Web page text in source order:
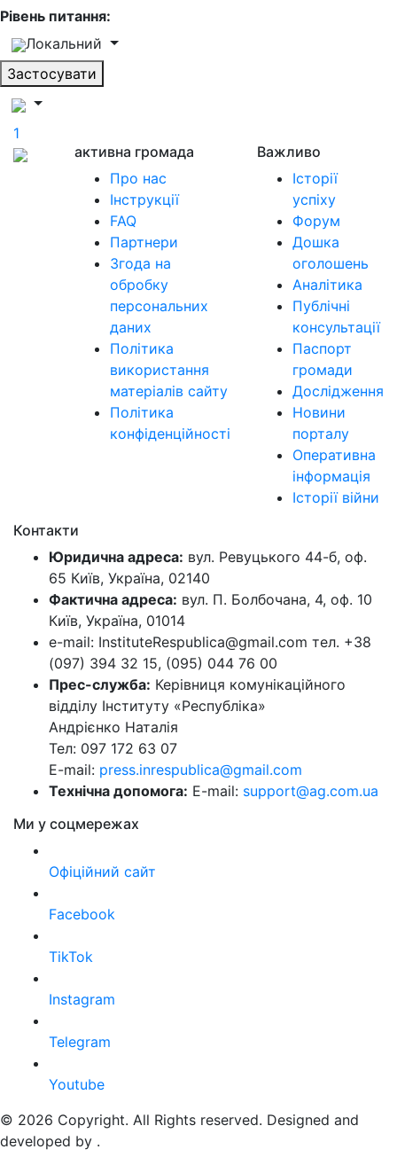
Рівень питання:
Локальний
Застосувати
1
активна громада
Про нас
Інструкції
FAQ
Партнери
Згода на
обробку
персональних
даних
Політика
використання
матеріалів сайту
Політика
конфіденційності
Важливо
Історії
успіху
Форум
Дошка
оголошень
Аналітика
Публічні
консультації
Паспорт
громади
Дослідження
Новини
порталу
Оперативна
інформація
Історії війни
Контакти
Юридична адреса: вул. Ревуцького 44-б, оф.
65 Київ, Україна, 02140
Фактична адреса: вул. П. Болбочана, 4, оф. 10
Київ, Україна, 01014
e-mail: InstituteRespublica@gmail.com тел. +38
(097) 394 32 15, (095) 044 76 00
Прес-служба: Керівниця комунікаційного
відділу Інституту «Республіка»
Андрієнко Наталія
Тел: 097 172 63 07
E-mail: press.inrespublica@gmail.com
Технічна допомога: E-mail: support@ag.com.ua
Ми у соцмережах
Офіційний сайт
Facebook
TikTok
Instagram
Telegram
Youtube
© 2026 Copyright. All Rights reserved. Designed and
developed by .